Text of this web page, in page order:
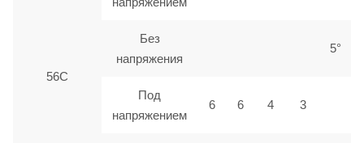
56С
Без
напряжения
5°
Под
напряжением
6 6 4 3